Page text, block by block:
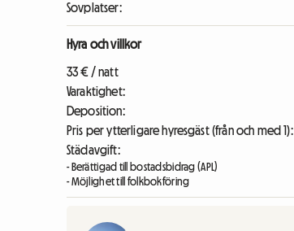
Sovplatser:
Hyra och villkor
33 € / natt
Varaktighet:
Deposition:
Pris per ytterligare hyresgäst (från och med 1):
Städavgift:
- Berättigad till bostadsbidrag (APL)
- Möjlighet till folkbokföring